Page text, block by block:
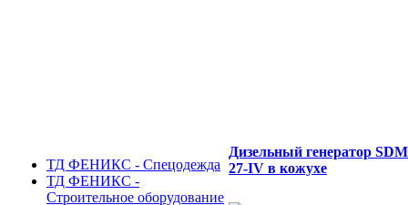
ТД ФЕНИКС - Спецодежда
ТД ФЕНИКС -
Строительное оборудование
Дизельный генератор
27-IV в кожухе